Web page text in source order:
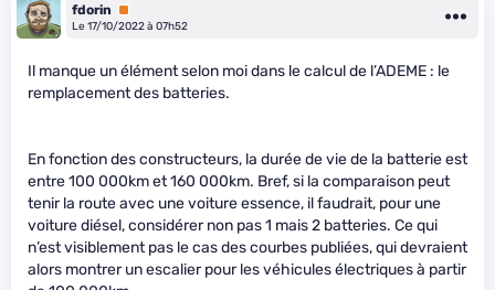
fdorin
Premium
Le 17/10/2022 à 07h52
Il manque un élément selon moi dans le calcul de l’ADEME : le
remplacement des batteries.
En fonction des constructeurs, la durée de vie de la batterie est
entre 100 000km et 160 000km. Bref, si la comparaison peut
tenir la route avec une voiture essence, il faudrait, pour une
voiture diésel, considérer non pas 1 mais 2 batteries. Ce qui
n’est visiblement pas le cas des courbes publiées, qui devraient
alors montrer un escalier pour les véhicules électriques à partir